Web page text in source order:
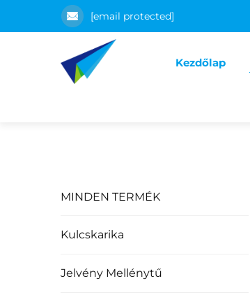
[email protected]
Kezdőlap
MINDEN TERMÉK
Kulcskarika
Jelvény Mellénytű